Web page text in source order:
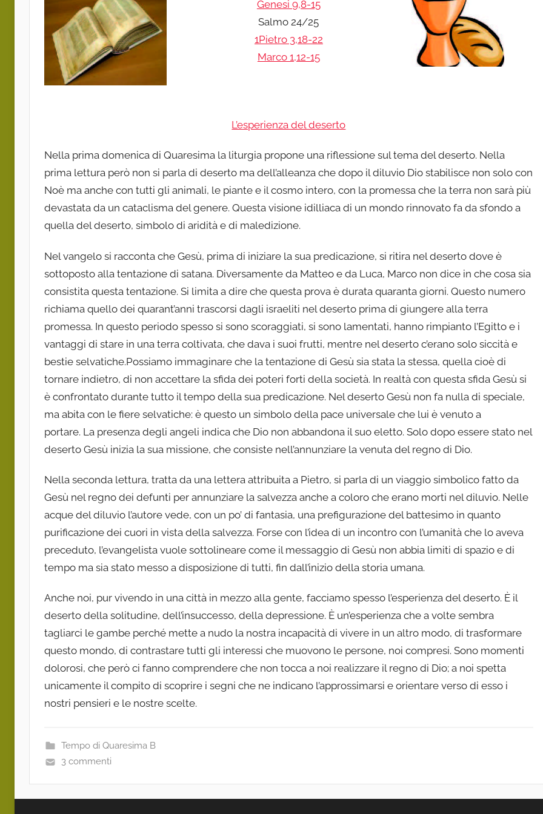
Genesi 9,8-15
Salmo 24/25
1Pietro 3,18-22
Marco 1,12-15
L’esperienza del deserto
Nella prima domenica di Quaresima la liturgia propone una riflessione sul tema del deserto. Nella
prima lettura però non si parla di deserto ma dell’alleanza che dopo il diluvio Dio stabilisce non solo con
Noè ma anche con tutti gli animali, le piante e il cosmo intero, con la promessa che la terra non sarà più
devastata da un cataclisma del genere. Questa visione idilliaca di un mondo rinnovato fa da sfondo a
quella del deserto, simbolo di aridità e di maledizione.
Nel vangelo si racconta che Gesù, prima di iniziare la sua predicazione, si ritira nel deserto dove è
sottoposto alla tentazione di satana. Diversamente da Matteo e da Luca, Marco non dice in che cosa sia
consistita questa tentazione. Si limita a dire che questa prova è durata quaranta giorni. Questo numero
richiama quello dei quarant’anni trascorsi dagli israeliti nel deserto prima di giungere alla terra
promessa. In questo periodo spesso si sono scoraggiati, si sono lamentati, hanno rimpianto l’Egitto e i
vantaggi di stare in una terra coltivata, che dava i suoi frutti, mentre nel deserto c’erano solo siccità e
bestie selvatiche.Possiamo immaginare che la tentazione di Gesù sia stata la stessa, quella cioè di
tornare indietro, di non accettare la sfida dei poteri forti della società. In realtà con questa sfida Gesù si
è confrontato durante tutto il tempo della sua predicazione. Nel deserto Gesù non fa nulla di speciale,
ma abita con le fiere selvatiche: è questo un simbolo della pace universale che lui è venuto a
portare. La presenza degli angeli indica che Dio non abbandona il suo eletto. Solo dopo essere stato nel
deserto Gesù inizia la sua missione, che consiste nell’annunziare la venuta del regno di Dio.
Nella seconda lettura, tratta da una lettera attribuita a Pietro, si parla di un viaggio simbolico fatto da
Gesù nel regno dei defunti per annunziare la salvezza anche a coloro che erano morti nel diluvio. Nelle
acque del diluvio l’autore vede, con un po’ di fantasia, una prefigurazione del battesimo in quanto
purificazione dei cuori in vista della salvezza. Forse con l’idea di un incontro con l’umanità che lo aveva
preceduto, l’evangelista vuole sottolineare come il messaggio di Gesù non abbia limiti di spazio e di
tempo ma sia stato messo a disposizione di tutti, fin dall’inizio della storia umana.
Anche noi, pur vivendo in una città in mezzo alla gente, facciamo spesso l’esperienza del deserto. È il
deserto della solitudine, dell’insuccesso, della depressione. È un’esperienza che a volte sembra
tagliarci le gambe perché mette a nudo la nostra incapacità di vivere in un altro modo, di trasformare
questo mondo, di contrastare tutti gli interessi che muovono le persone, noi compresi. Sono momenti
dolorosi, che però ci fanno comprendere che non tocca a noi realizzare il regno di Dio; a noi spetta
unicamente il compito di scoprire i segni che ne indicano l’approssimarsi e orientare verso di esso i
nostri pensieri e le nostre scelte.
Tempo di Quaresima B
3 commenti